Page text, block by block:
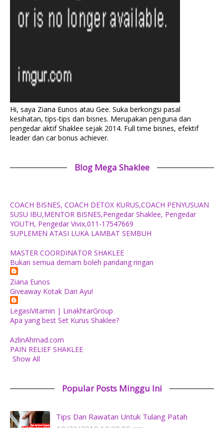
Hi, saya Ziana Eunos atau Gee. Suka berkongsi pasal
kesihatan, tips-tips dan bisnes. Merupakan penguna dan
pengedar aktif Shaklee sejak 2014. Full time bisnes, efektif
leader dan car bonus achiever.
Blog Mega Shaklee
COACH BISNES, COACH DETOX KURUS,COACH PENYUSUAN
SUSU IBU,MENTOR BISNES,Pengedar Shaklee, Pengedar
YOUTH, Pengedar Vivix,011-17547669
SUPLEMEN ATASI LUKA LAMBAT SEMBUH
MASTER COORDINATOR SHAKLEE
Bukan semua demam boleh pandang ringan
Ziana Eunos
Giveaway Kotak Dari Ayu!
LegasiVitamin | LinakhtarGroup
Apa yang best Set Kurus Shaklee?
AzlinAhmad.com
PAIN RELIEF SHAKLEE
Show All
Popular Posts Minggu Ini
Tips Dan Rawatan Untuk Tulang Patah